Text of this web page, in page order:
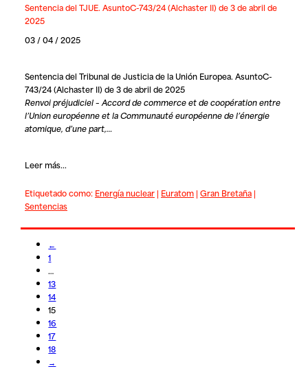
Sentencia del TJUE. AsuntoC-743/24 (Alchaster II) de 3 de abril de
2025
03 / 04 / 2025
Sentencia del Tribunal de Justicia de la Unión Europea. AsuntoC-
743/24 (Alchaster II) de 3 de abril de 2025
Renvoi préjudiciel – Accord de commerce et de coopération entre
l’Union européenne et la Communauté européenne de l’énergie
atomique, d’une part,…
Leer más...
Etiquetado como: Energía nuclear| Euratom| Gran Bretaña|
Sentencias
←
1
…
13
14
15
16
17
18
→